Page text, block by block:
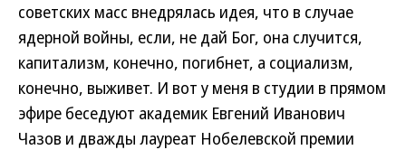
советских масс внедрялась идея, что в случае
ядерной войны, если, не дай Бог, она случится,
капитализм, конечно, погибнет, а социализм,
конечно, выживет. И вот у меня в студии в прямом
эфире беседуют академик Евгений Иванович
Чазов и дважды лауреат Нобелевской премии